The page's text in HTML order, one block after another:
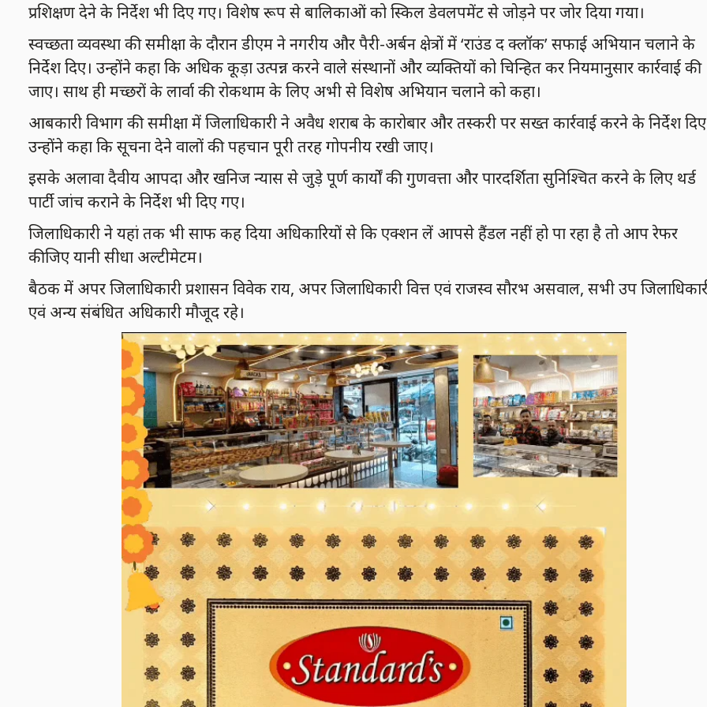
प्रशिक्षण देने के निर्देश भी दिए गए। विशेष रूप से बालिकाओं को स्किल डेवलपमेंट से जोड़ने पर जोर दिया गया।
स्वच्छता व्यवस्था की समीक्षा के दौरान डीएम ने नगरीय और पैरी-अर्बन क्षेत्रों में ‘राउंड द क्लॉक’ सफाई अभियान चलाने के
निर्देश दिए। उन्होंने कहा कि अधिक कूड़ा उत्पन्न करने वाले संस्थानों और व्यक्तियों को चिन्हित कर नियमानुसार कार्रवाई की
जाए। साथ ही मच्छरों के लार्वा की रोकथाम के लिए अभी से विशेष अभियान चलाने को कहा।
आबकारी विभाग की समीक्षा में जिलाधिकारी ने अवैध शराब के कारोबार और तस्करी पर सख्त कार्रवाई करने के निर्देश
उन्होंने कहा कि सूचना देने वालों की पहचान पूरी तरह गोपनीय रखी जाए।
इसके अलावा दैवीय आपदा और खनिज न्यास से जुड़े पूर्ण कार्यों की गुणवत्ता और पारदर्शिता सुनिश्चित करने के लिए थर्ड
पार्टी जांच कराने के निर्देश भी दिए गए।
जिलाधिकारी ने यहां तक भी साफ कह दिया अधिकारियों से कि एक्शन लें आपसे हैंडल नहीं हो पा रहा है तो आप रेफर
कीजिए यानी सीधा अल्टीमेटम।
बैठक में अपर जिलाधिकारी प्रशासन विवेक राय, अपर जिलाधिकारी वित्त एवं राजस्व सौरभ असवाल, सभी उप
एवं अन्य संबंधित अधिकारी मौजूद रहे।